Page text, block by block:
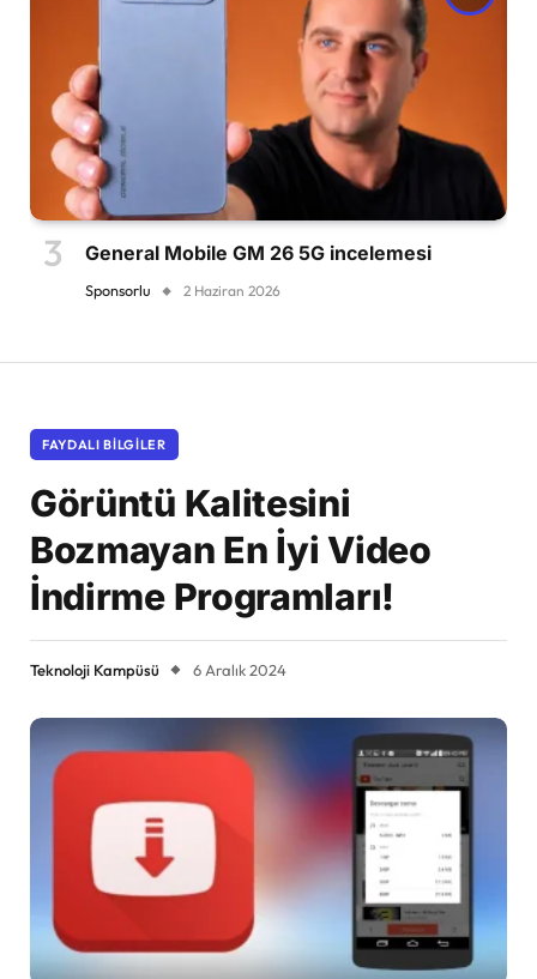
General Mobile GM 26 5G incelemesi
Sponsorlu 2 Haziran 2026
FAYDALI BILGILER
Görüntü Kalitesini
Bozmayan En İyi Video
İndirme Programları!
Teknoloji Kampüsü 6 Aralık 2024